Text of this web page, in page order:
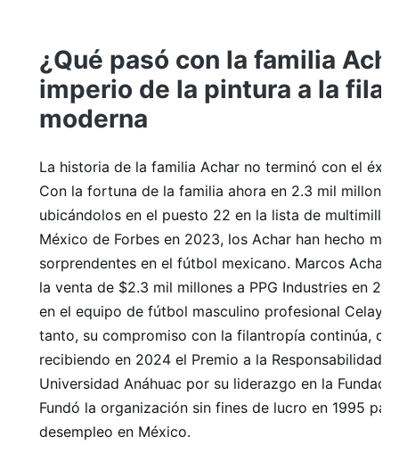
¿Qué pasó con la familia
imperio de la pintura a la
moderna
La historia de la familia Achar no terminó con el
Con la fortuna de la familia ahora en 2.3 mil
ubicándolos en el puesto 22 en la lista de
México de Forbes en 2023, los Achar han hecho
sorprendentes en el fútbol mexicano. Marcos Achar
la venta de $2.3 mil millones a PPG Industries en
en el equipo de fútbol masculino profesional Celaya
tanto, su compromiso con la filantropía continúa,
recibiendo en 2024 el Premio a la Responsabilidad
Universidad Anáhuac por su liderazgo en la
Fundó la organización sin fines de lucro en 1995
desempleo en México.